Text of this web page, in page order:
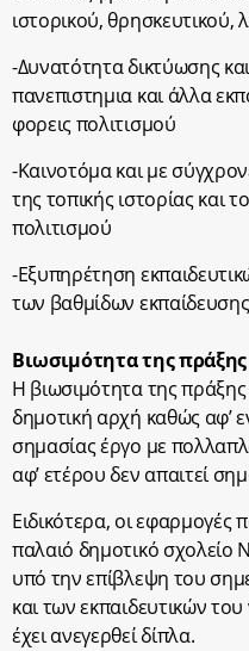
ιστορικού,
-Δυνατότητα δικτύωσης
πανεπιστημια και άλλα
φορεις πολιτισμού
-Καινοτόμα και με
της τοπικής ιστορίας και
πολιτισμού
-Εξυπηρέτηση
των βαθμίδων εκπαίδευσης
Βιωσιμότητα της πράξης
Η βιωσιμότητα της
δημοτική αρχή καθώς αφ’
σημασίας έργο με
αφ’ ετέρου δεν απαιτεί
Ειδικότερα, οι
παλαιό δημοτικό σχολείο
υπό την επίβλεψη του
και των εκπαιδευτικών
έχει ανεγερθεί δίπλα.